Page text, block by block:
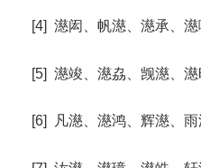
[4] 濨闳、帆濨、濨承、
[5] 濨竣、濨劦、觊濨、
[6] 凡濨、濨鸿、辉濨、